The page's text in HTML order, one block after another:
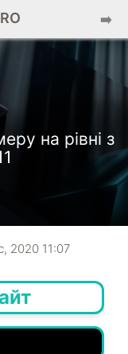
➡️
на рівні з
2020 11:07